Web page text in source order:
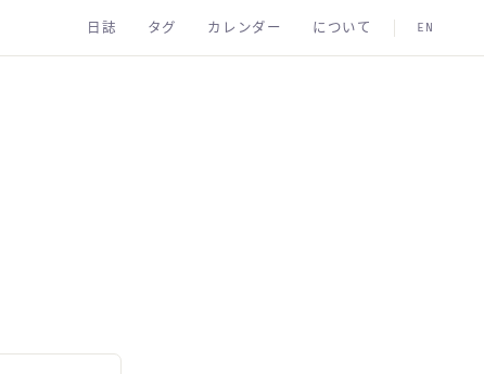
日誌 タグ カレンダー について EN